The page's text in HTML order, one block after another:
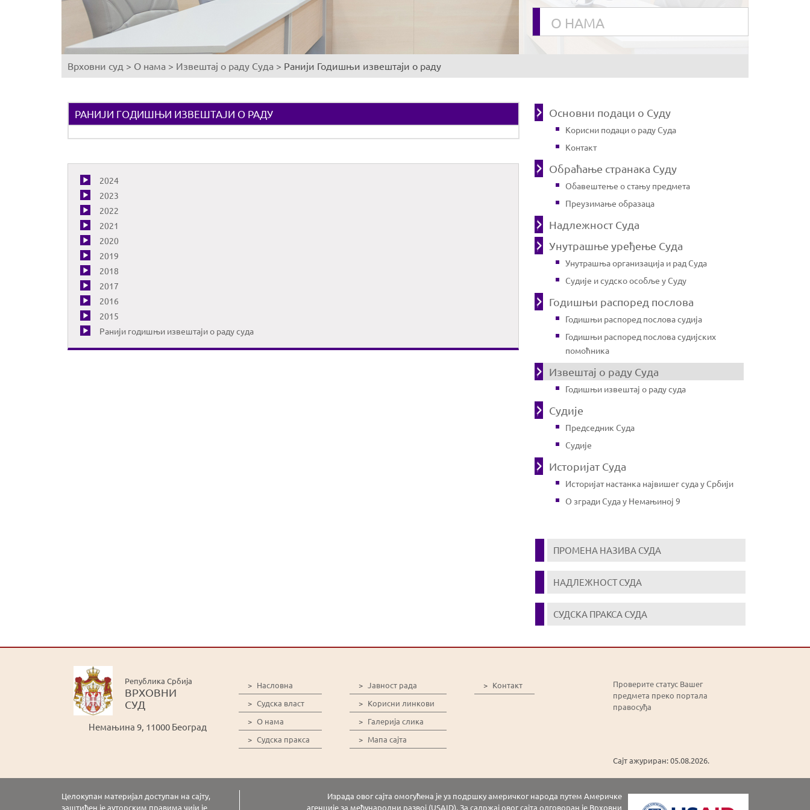
О НАМА
You
here
Врховни суд > О нама > Извештај о раду Суда > Ранији Годишњи извештаји о раду
РАНИЈИ ГОДИШЊИ ИЗВЕШТАЈИ О РАДУ
2024
2023
2022
2021
2020
2019
2018
2017
2016
2015
Ранији годишњи извештаји о раду суда
Основни подаци о Суду
Корисни подаци о раду Суда
Контакт
Обраћање странака Суду
Обавештење о стању предмета
Преузимање образаца
Надлежност Суда
Унутрашње уређење Суда
Унутрашња организација и рад Суда
Судије и судско особље у Суду
Годишњи распоред послова
Годишњи распоред послова судија
Годишњи распоред послова судијских
помоћника
Извештај о раду Суда
Годишњи извештај о раду суда
Судије
Председник Суда
Судије
Историјат Суда
Историјат настанка највишег суда у Србији
О згради Суда у Немањиној 9
ПРОМЕНА НАЗИВА СУДА
НАДЛЕЖНОСТ СУДА
СУДСКА ПРАКСА СУДА
Република Србија
ВРХОВНИ
СУД
Немањина 9, 11000 Београд
> Насловна
> Судска власт
> О нама
> Судска пракса
> Јавност рада
> Корисни линкови
> Галерија слика
> Мапа сајта
> Контакт
Проверите статус Вашег
предмета преко портала
правосуђа
Сајт ажуриран: 05.08.2026.
Целокупан материјал доступан на сајту,
заштићен је ауторским правима чији је
Израда овог сајта омогућена је уз подршку америчког народа путем Америчке
агенције за међународни развој (USAID). За садржај овог сајта одговоран је Врховни